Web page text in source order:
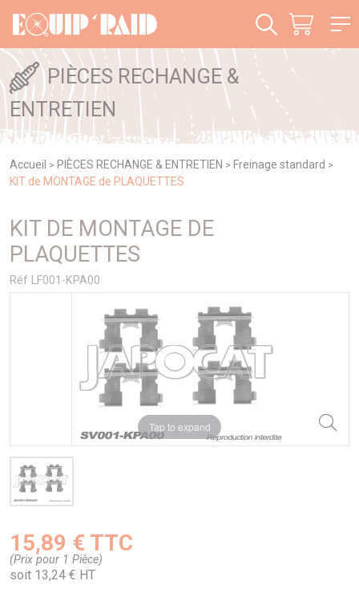
PIÈCES RECHANGE &
ENTRETIEN
Accueil > PIÈCES RECHANGE & ENTRETIEN > Freinage standard >
KIT de MONTAGE de PLAQUETTES
KIT DE MONTAGE DE
PLAQUETTES
Réf LF001-KPA00
Tap to expand
15,89 € TTC
(Prix pour 1 Pièce)
soit 13,24 € HT
Panneau de gestion des cookies